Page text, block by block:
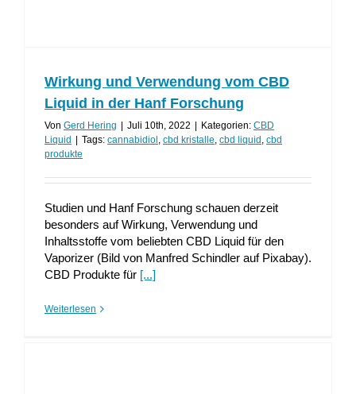
Wirkung und Verwendung vom CBD
Liquid in der Hanf Forschung
Von Gerd Hering | Juli 10th, 2022 | Kategorien: CBD
Liquid | Tags: cannabidiol cbd kristalle cbd liquid cbd
produkte
Studien und Hanf Forschung schauen derzeit
besonders auf Wirkung, Verwendung und
Inhaltsstoffe vom beliebten CBD Liquid für den
Vaporizer (Bild von Manfred Schindler auf Pixabay).
CBD Produkte für [...]
Weiterlesen